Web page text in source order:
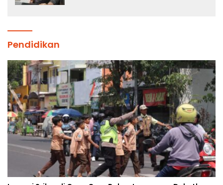
Pendidikan